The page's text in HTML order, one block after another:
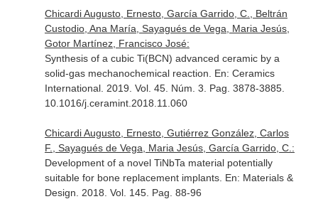
Chicardi Augusto, Ernesto, García Garrido, C., Beltrán
Custodio, Ana María, Sayagués de Vega, Maria Jesús,
Gotor Martínez, Francisco José:
Synthesis of a cubic Ti(BCN) advanced ceramic by a
solid-gas mechanochemical reaction. En: Ceramics
International. 2019. Vol. 45. Núm. 3. Pag. 3878-3885.
10.1016/j.ceramint.2018.11.060
Chicardi Augusto, Ernesto, Gutiérrez González, Carlos
F., Sayagués de Vega, Maria Jesús, García Garrido, C.:
Development of a novel TiNbTa material potentially
suitable for bone replacement implants. En: Materials &
Design . 2018. Vol. 145. Pag. 88-96